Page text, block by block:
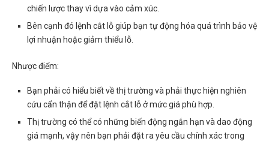
chiến lược thay vì dựa vào cảm xúc.
Bên cạnh đó lệnh cắt lỗ giúp bạn tự động hóa quá trình bảo vệ
lợi nhuận hoặc giảm thiểu lỗ.
Nhược điểm:
Bạn phải có hiểu biết về thị trường và phải thực hiện nghiên
cứu cẩn thận để đặt lệnh cắt lỗ ở mức giá phù hợp.
Thị trường có thể có những biến động ngắn hạn và dao động
giá mạnh, vậy nên bạn phải đặt ra yêu cầu chính xác trong